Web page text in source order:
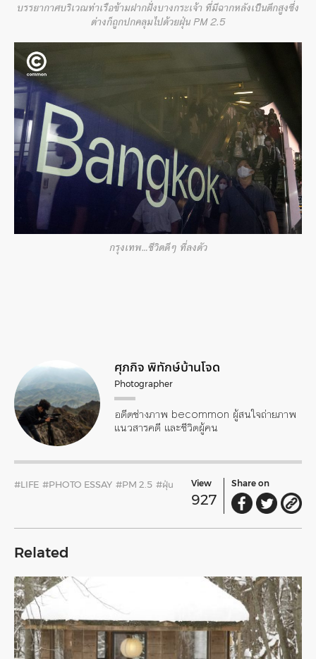
บรรยากาศบริเวณท่าเรือข้ามฝากฝั่งบางกระเจ้า ที่มีฉากหลังเป็นตึกสูงซึ่ง
ต่างก็ถูกปกคลุมไปด้วยฝุ่น PM 2.5
กรุงเทพ…ชีวิตดีๆ ที่ลงตัว
ศุภกิจ พิทักษ์บ้านโจด
Photographer
อดีตช่างภาพ becommon ผู้สนใจถ่ายภาพ
แนวสารคดี และชีวิตผู้คน
#LIFE #PHOTO ESSAY #PM 2.5 #ฝุ่น View
927
Share on
Related